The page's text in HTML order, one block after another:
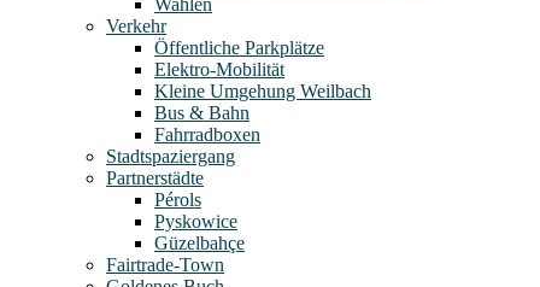
Wahlen
Verkehr
Öffentliche Parkplätze
Elektro-Mobilität
Kleine Umgehung Weilbach
Bus & Bahn
Fahrradboxen
Stadtspaziergang
Partnerstädte
Pérols
Pyskowice
Güzelbahçe
Fairtrade-Town